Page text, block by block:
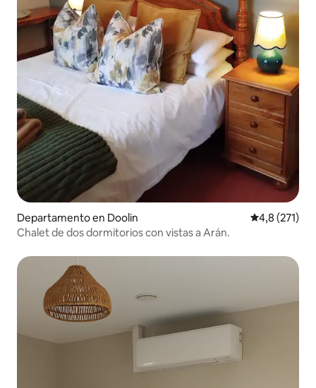
Departamento en Doolin Calificación
4,8 (271)
Chalet de dos dormitorios con vistas a Arán.